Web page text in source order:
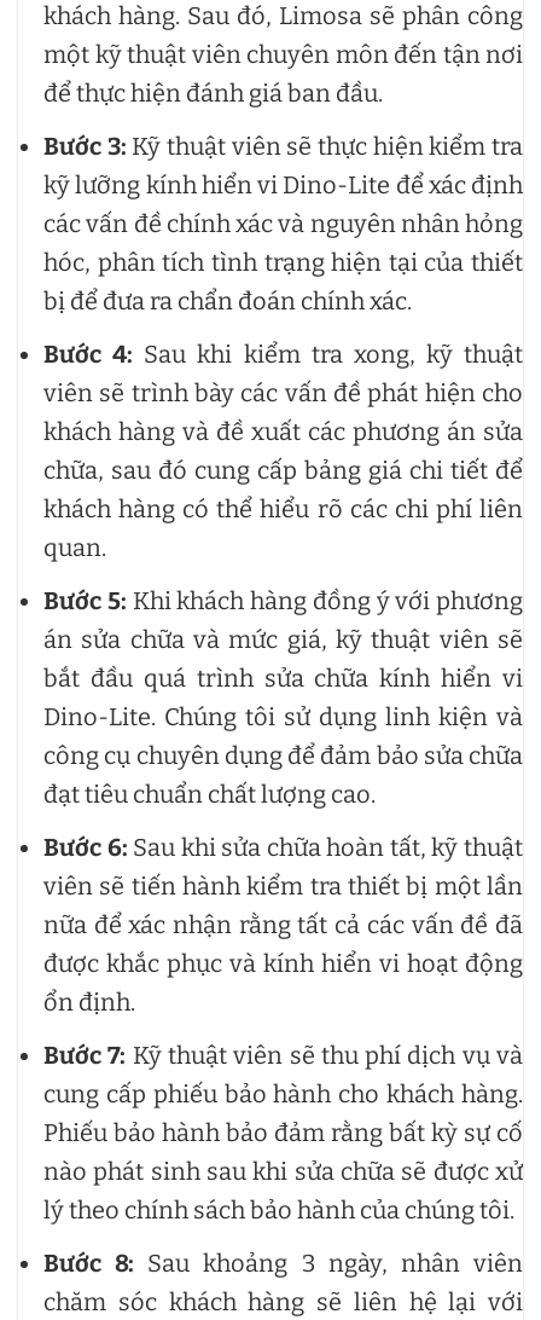
khách hàng. Sau đó, Limosa sẽ phân công
một kỹ thuật viên chuyên môn đến tận nơi
để thực hiện đánh giá ban đầu.
Bước 3: Kỹ thuật viên sẽ thực hiện kiểm tra
kỹ lưỡng kính hiển vi Dino-Lite để xác định
các vấn đề chính xác và nguyên nhân hỏng
hóc, phân tích tình trạng hiện tại của thiết
bị để đưa ra chẩn đoán chính xác.
Bước 4: Sau khi kiểm tra xong, kỹ thuật
viên sẽ trình bày các vấn đề phát hiện cho
khách hàng và đề xuất các phương án sửa
chữa, sau đó cung cấp bảng giá chi tiết để
khách hàng có thể hiểu rõ các chi phí liên
quan.
Bước 5: Khi khách hàng đồng ý với phương
án sửa chữa và mức giá, kỹ thuật viên sẽ
bắt đầu quá trình sửa chữa kính hiển vi
Dino-Lite. Chúng tôi sử dụng linh kiện và
công cụ chuyên dụng để đảm bảo sửa chữa
đạt tiêu chuẩn chất lượng cao.
Bước 6: Sau khi sửa chữa hoàn tất, kỹ thuật
viên sẽ tiến hành kiểm tra thiết bị một lần
nữa để xác nhận rằng tất cả các vấn đề đã
được khắc phục và kính hiển vi hoạt động
ổn định.
Bước 7: Kỹ thuật viên sẽ thu phí dịch vụ và
cung cấp phiếu bảo hành cho khách hàng.
Phiếu bảo hành bảo đảm rằng bất kỳ sự cố
nào phát sinh sau khi sửa chữa sẽ được xử
lý theo chính sách bảo hành của chúng tôi.
Bước 8: Sau khoảng 3 ngày, nhân viên
chăm sóc khách hàng sẽ liên hệ lại với